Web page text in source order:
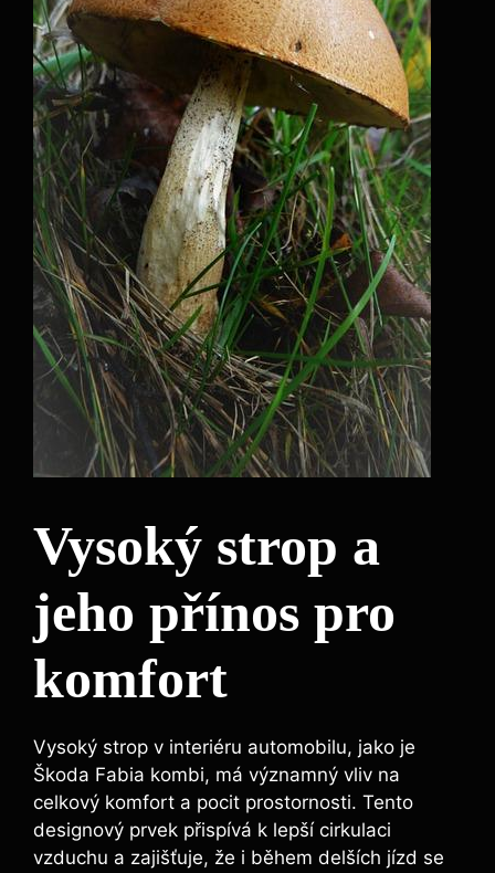
Vysoký strop a
jeho přínos pro
komfort
Vysoký strop v interiéru automobilu, jako je
Škoda Fabia kombi, má významný vliv na
celkový komfort a pocit prostornosti. Tento
designový prvek přispívá k lepší cirkulaci
vzduchu a zajišťuje, že i během delších jízd se